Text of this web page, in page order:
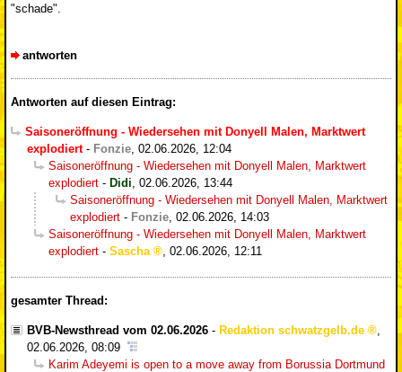
"schade".
antworten
Antworten auf diesen Eintrag:
Saisoneröffnung - Wiedersehen mit Donyell Malen, Marktwert
explodiert- Fonzie 02.06.2026, 12:04
Saisoneröffnung - Wiedersehen mit Donyell Malen, Marktwert
explodiert - Didi 02.06.2026, 13:44
Saisoneröffnung - Wiedersehen mit Donyell Malen, Marktwert
explodiert - Fonzie 02.06.2026, 14:03
Saisoneröffnung - Wiedersehen mit Donyell Malen, Marktwert
explodiert - Sascha 02.06.2026, 12:11
gesamter Thread:
BVB-Newsthread vom 02.06.2026 - Redaktion schwatzgelb.de
,
02.06.2026, 08:09
Karim Adeyemi is open to a move away from Borussia Dortmund